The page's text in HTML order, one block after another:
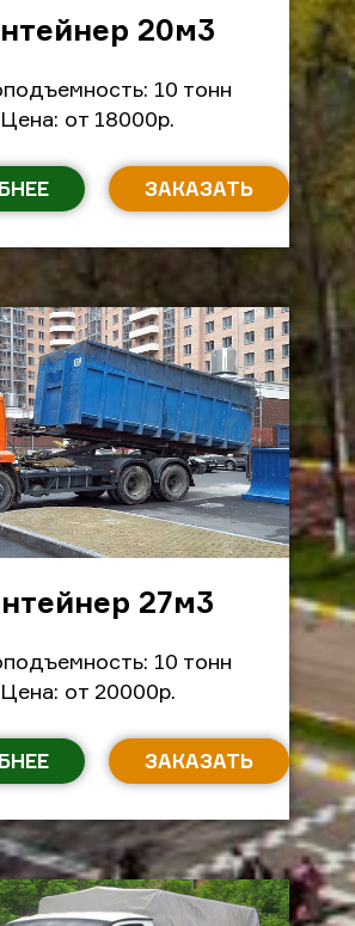
20м3
10 тонн
Цена: от 18000р.
ЗАКАЗАТЬ
27м3
10 тонн
Цена: от 20000р.
ЗАКАЗАТЬ